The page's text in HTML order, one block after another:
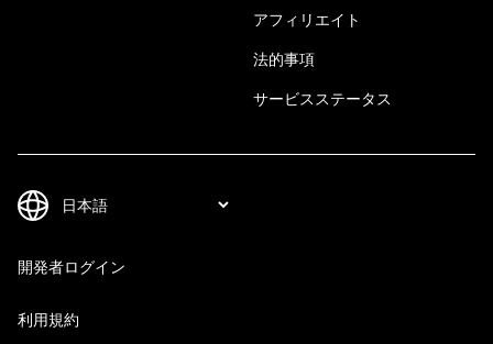
アフィリエイト
法的事項
サービスステータス
開発者ログイン
利用規約